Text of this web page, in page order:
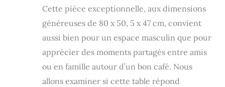
Cette pièce exceptionnelle, aux dimensions
généreuses de 80 x 50, 5 x 47 cm, convient
aussi bien pour un espace masculin que pour
apprécier des moments partagés entre amis
ou en famille autour d’un bon café. Nous
allons examiner si cette table répond